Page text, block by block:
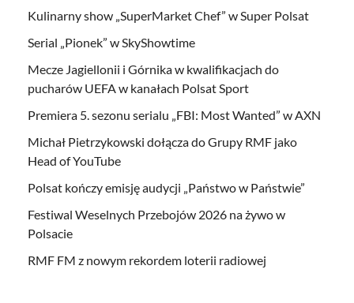
Kulinarny show „SuperMarket Chef” w Super Polsat
Serial „Pionek” w SkyShowtime
Mecze Jagiellonii i Górnika w kwalifikacjach do
pucharów UEFA w kanałach Polsat Sport
Premiera 5. sezonu serialu „FBI: Most Wanted” w AXN
Michał Pietrzykowski dołącza do Grupy RMF jako
Head of YouTube
Polsat kończy emisję audycji „Państwo w Państwie”
Festiwal Weselnych Przebojów 2026 na żywo w
Polsacie
RMF FM z nowym rekordem loterii radiowej